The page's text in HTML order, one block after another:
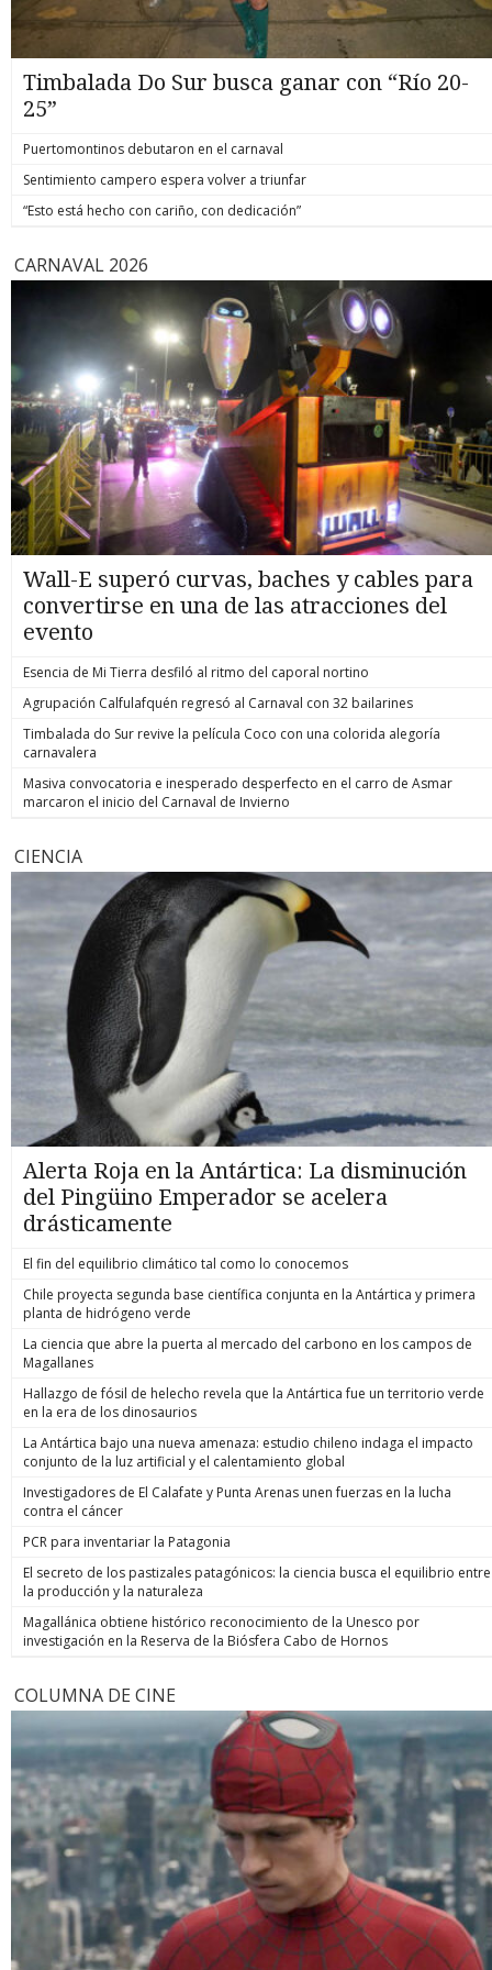
Timbalada Do Sur busca ganar con “Río 20-
25”
Puertomontinos debutaron en el carnaval
Sentimiento campero espera volver a triunfar
“Esto está hecho con cariño, con dedicación”
CARNAVAL 2026
Wall-E superó curvas, baches y cables para
convertirse en una de las atracciones del
evento
Esencia de Mi Tierra desfiló al ritmo del caporal nortino
Agrupación Calfulafquén regresó al Carnaval con 32 bailarines
Timbalada do Sur revive la película Coco con una colorida alegoría
carnavalera
Masiva convocatoria e inesperado desperfecto en el carro de Asmar
marcaron el inicio del Carnaval de Invierno
CIENCIA
Alerta Roja en la Antártica: La disminución
del Pingüino Emperador se acelera
drásticamente
El fin del equilibrio climático tal como lo conocemos
Chile proyecta segunda base científica conjunta en la Antártica y primera
planta de hidrógeno verde
La ciencia que abre la puerta al mercado del carbono en los campos de
Magallanes
Hallazgo de fósil de helecho revela que la Antártica fue un territorio verde
en la era de los dinosaurios
La Antártica bajo una nueva amenaza: estudio chileno indaga el impacto
conjunto de la luz artificial y el calentamiento global
Investigadores de El Calafate y Punta Arenas unen fuerzas en la lucha
contra el cáncer
PCR para inventariar la Patagonia
El secreto de los pastizales patagónicos: la ciencia busca el equilibrio entre
la producción y la naturaleza
Magallánica obtiene histórico reconocimiento de la Unesco por
investigación en la Reserva de la Biósfera Cabo de Hornos
COLUMNA DE CINE